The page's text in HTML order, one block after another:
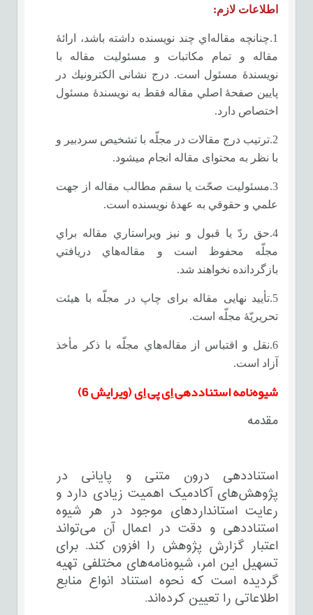
اطلاعات لازم:
1.چنانچه مقاله‌اي چند نويسنده داشته باشد، ارائۀ
مقاله و تمام مكاتبات و مسئوليت مقاله با
نويسندۀ مسئول است. درج نشانی الكترونيك در
پايين صفحۀ اصلي مقاله فقط به نويسندۀ مسئول
اختصاص دارد.
2.ترتیب درج مقالات در مجلّه با تشخیص سردبیر و
با نظر به محتوای مقاله انجام می­شود.
3.مسئوليت صحّت یا سقم مطالب مقاله از جهت
علمي و حقوقي به عهدۀ نويسنده است.
4.حق ردّ يا قبول و نيز ويراستاري مقاله‌ براي
مجلّه محفوظ است و مقاله‌هاي دريافتي
بازگردانده نخواهند شد.
5.تأیید نهایی مقاله برای چاپ در مجلّه با هیئت
تحریریّۀ مجلّه است.
6.نقل و اقتباس از مقاله‌هاي مجلّه با ذكر مأخذ
آزاد است.
شیوه‌نامه استناددهی اِی پی اِی (ویرایش 6)
مقدمه
استناددهی درون متنی و پایانی در
پژوهش‌های آکادمیک اهمیت زیادی دارد و
رعایت استانداردهای موجود در هر شیوه
استناددهی و دقت در اعمال آن می‌تواند
اعتبار گزارش پژوهش را افزون کند. برای
تسهیل این امر، شیوه‌نامه‌های مختلفی تهیه
گردیده است که نحوه استناد انواع منابع
اطلاعاتی را تعیین کرده‌اند.